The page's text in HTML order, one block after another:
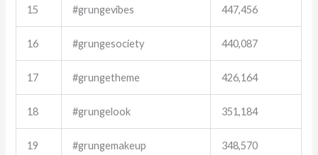
15 #grungevibes 447,456
16 #grungesociety 440,087
17 #grungetheme 426,164
18 #grungelook 351,184
19 #grungemakeup 348,570